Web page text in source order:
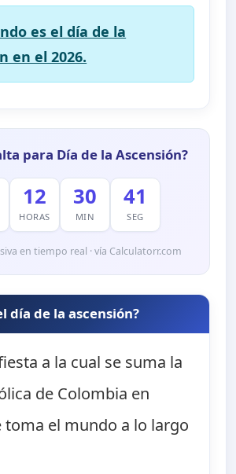
es el día de la
en el 2026.
para Día de la Ascensión?
12
HORAS
30
MIN
40
SEG
en tiempo real · vía Calculatorr.com
día de la ascensión?
a la cual se suma la
de Colombia en
toma el mundo a lo largo